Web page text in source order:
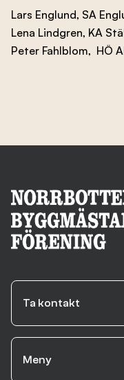
Lars Englund, SA
Lena Lindgren, KA
Peter Fahlblom, HÖ
Ta kontakt
Meny